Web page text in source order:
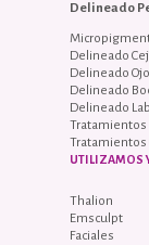
Delineado
Delineado
Delineado
Delineado
Delineado
Tratamientos
Tratamientos
UTILIZAMOS
Thalion
Emsculpt
Faciales